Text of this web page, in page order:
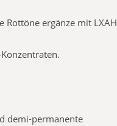
Rottöne ergänze mit LXAH
demi-permanente